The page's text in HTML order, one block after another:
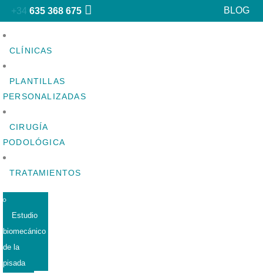
+34 635 368 675 BLOG
CLÍNICAS
PLANTILLAS
PERSONALIZADAS
CIRUGÍA
PODOLÓGICA
TRATAMIENTOS
Estudio
biomecánico
de la
pisada